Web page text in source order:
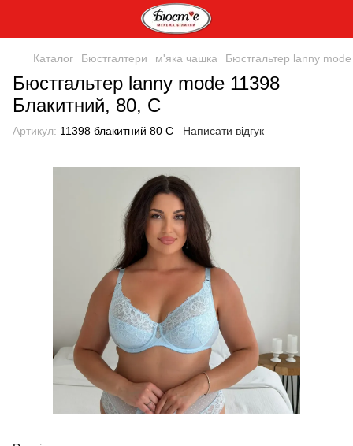
Каталог Бюстгалтери м'яка чашка Бюстгальтер lanny
Бюстгальтер lanny mode 11398
Блакитний, 80, C
Артикул: 11398 блакитний 80 С Написати відгук